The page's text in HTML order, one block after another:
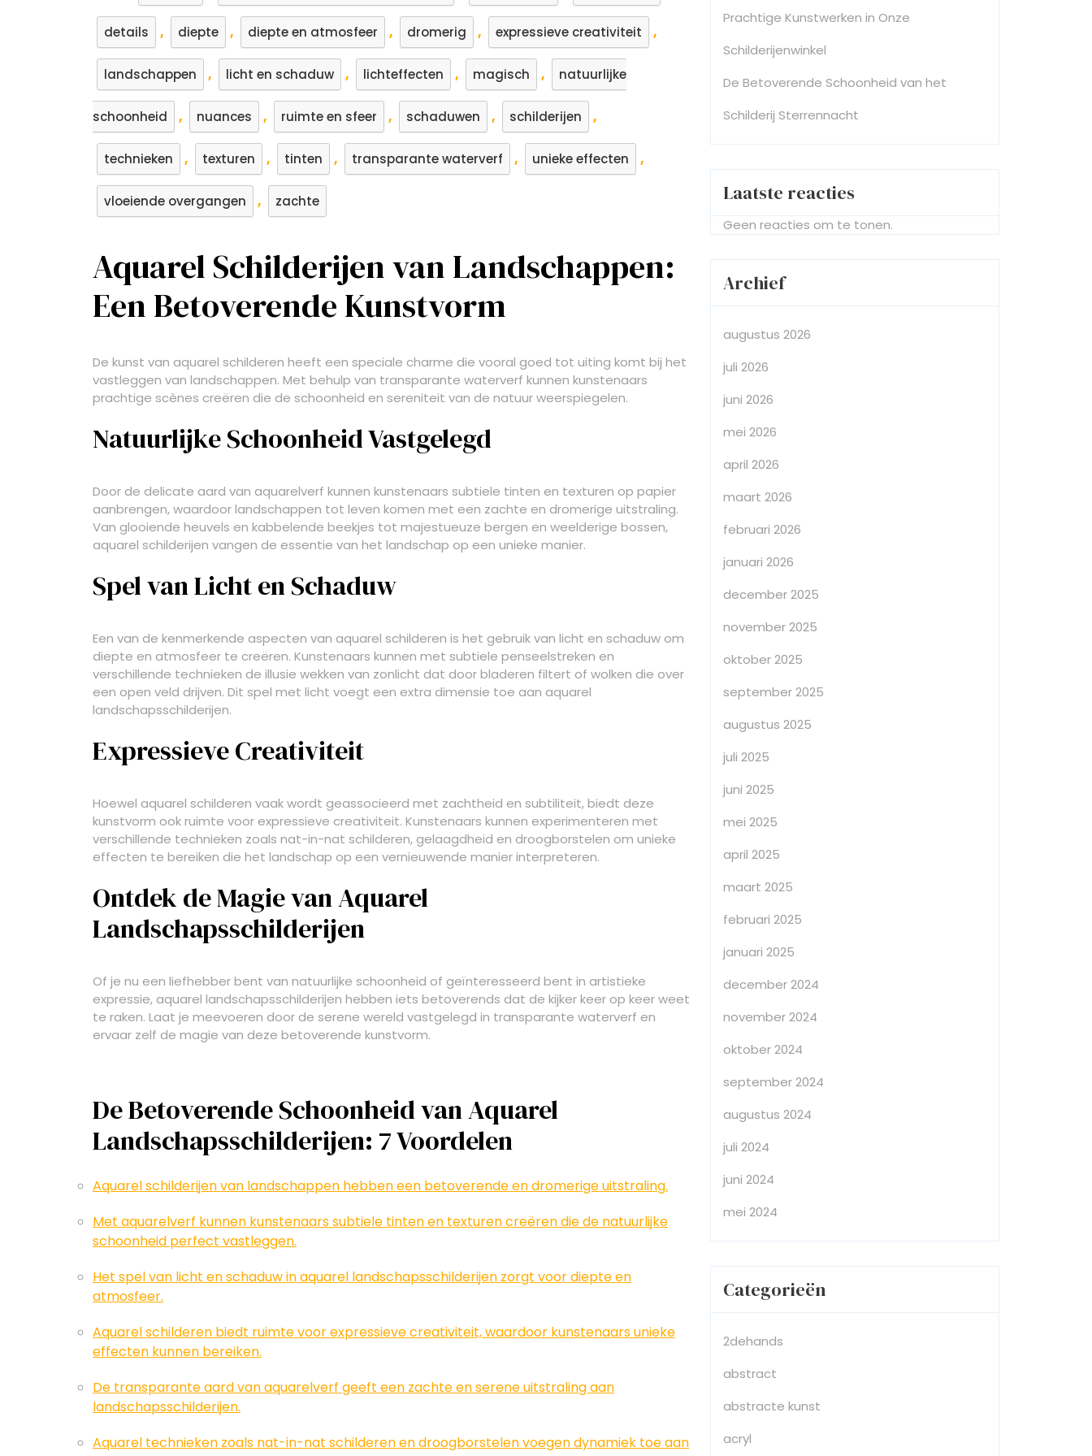
details , diepte , diepte en atmosfeer , dromerig , expressieve creativiteit ,
landschappen , licht en schaduw , lichteffecten , magisch , natuurlijke
schoonheid , nuances , ruimte en sfeer , schaduwen , schilderijen ,
technieken , texturen , tinten , transparante waterverf , unieke effecten ,
vloeiende overgangen , zachte
Aquarel Schilderijen van Landschappen:
Een Betoverende Kunstvorm
De kunst van aquarel schilderen heeft een speciale charme die vooral goed tot uiting komt bij het
vastleggen van landschappen. Met behulp van transparante waterverf kunnen kunstenaars
prachtige scènes creëren die de schoonheid en sereniteit van de natuur weerspiegelen.
Natuurlijke Schoonheid Vastgelegd
Door de delicate aard van aquarelverf kunnen kunstenaars subtiele tinten en texturen op papier
aanbrengen, waardoor landschappen tot leven komen met een zachte en dromerige uitstraling.
Van glooiende heuvels en kabbelende beekjes tot majestueuze bergen en weelderige bossen,
aquarel schilderijen vangen de essentie van het landschap op een unieke manier.
Spel van Licht en Schaduw
Een van de kenmerkende aspecten van aquarel schilderen is het gebruik van licht en schaduw om
diepte en atmosfeer te creëren. Kunstenaars kunnen met subtiele penseelstreken en
verschillende technieken de illusie wekken van zonlicht dat door bladeren filtert of wolken die over
een open veld drijven. Dit spel met licht voegt een extra dimensie toe aan aquarel
landschapsschilderijen.
Expressieve Creativiteit
Hoewel aquarel schilderen vaak wordt geassocieerd met zachtheid en subtiliteit, biedt deze
kunstvorm ook ruimte voor expressieve creativiteit. Kunstenaars kunnen experimenteren met
verschillende technieken zoals nat-in-nat schilderen, gelaagdheid en droogborstelen om unieke
effecten te bereiken die het landschap op een vernieuwende manier interpreteren.
Ontdek de Magie van Aquarel
Landschapsschilderijen
Of je nu een liefhebber bent van natuurlijke schoonheid of geïnteresseerd bent in artistieke
expressie, aquarel landschapsschilderijen hebben iets betoverends dat de kijker keer op keer weet
te raken. Laat je meevoeren door de serene wereld vastgelegd in transparante waterverf en
ervaar zelf de magie van deze betoverende kunstvorm.
De Betoverende Schoonheid van Aquarel
Landschapsschilderijen: 7 Voordelen
Aquarel schilderijen van landschappen hebben een betoverende en dromerige uitstraling.
Met aquarelverf kunnen kunstenaars subtiele tinten en texturen creëren die de natuurlijke
schoonheid perfect vastleggen.
Het spel van licht en schaduw in aquarel landschapsschilderijen zorgt voor diepte en
atmosfeer.
Aquarel schilderen biedt ruimte voor expressieve creativiteit, waardoor kunstenaars unieke
effecten kunnen bereiken.
De transparante aard van aquarelverf geeft een zachte en serene uitstraling aan
landschapsschilderijen.
Aquarel technieken zoals nat-in-nat schilderen en droogborstelen voegen dynamiek toe aan
Prachtige Kunstwerken in Onze
Schilderijenwinkel
De Betoverende Schoonheid van het
Schilderij Sterrennacht
Laatste reacties
Geen reacties om te tonen.
Archief
augustus 2026
juli 2026
juni 2026
mei 2026
april 2026
maart 2026
februari 2026
januari 2026
december 2025
november 2025
oktober 2025
september 2025
augustus 2025
juli 2025
juni 2025
mei 2025
april 2025
maart 2025
februari 2025
januari 2025
december 2024
november 2024
oktober 2024
september 2024
augustus 2024
juli 2024
juni 2024
mei 2024
Categorieën
2dehands
abstract
abstracte kunst
acryl